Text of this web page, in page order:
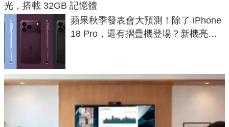
光，搭載 32GB 記憶體
蘋果秋季發表會大預測！除了 iPhone
18 Pro，還有摺疊機登場？新機亮點